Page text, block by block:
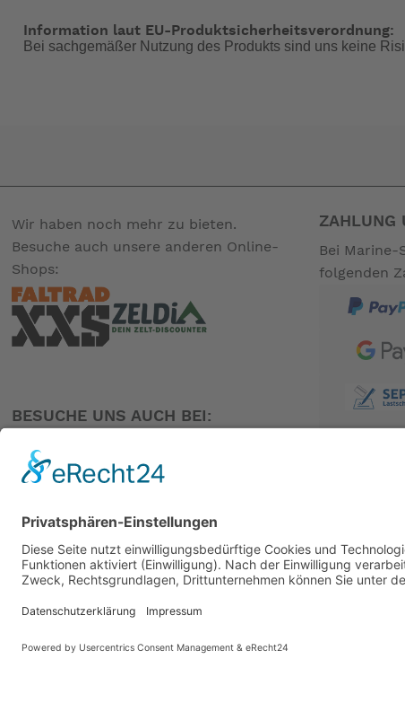
Information laut EU-Produktsicherheitsverordnung:
Bei sachgemäßer Nutzung des Produkts sind uns keine
Wir haben noch mehr zu bieten.
Besuche auch unsere anderen Online-
Shops:
BESUCHE UNS AUCH BEI:
ZAHLUNG
Bei Marine-
folgenden